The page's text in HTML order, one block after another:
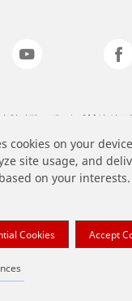
cookies on your
site usage, and
on your interests.
Cookies Accept
열거된 브랜드는 3M의 상표